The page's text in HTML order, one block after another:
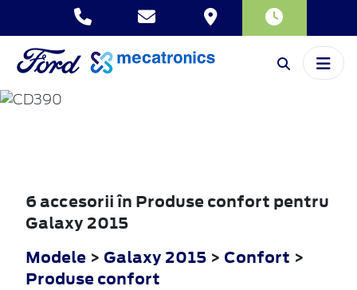
GALAXY
6 accesorii în Produse confort pentru
Galaxy 2015
Modele > Galaxy 2015 > Confort >
Produse confort